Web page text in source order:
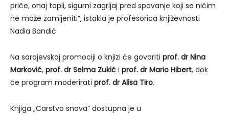
priče, onaj topli, sigurni zagrljaj pred spavanje koji se ničim
ne može zamijeniti”, istakla je profesorica književnosti
Nadia Bandić.
Na sarajevskoj promociji o knjizi će govoriti prof. dr Nina
Marković, prof. dr Selma Zukić i prof. dr Mario Hibert, dok
će program moderirati prof. dr Alisa Tiro.
Knjiga „Carstvo snova“ dostupna je u